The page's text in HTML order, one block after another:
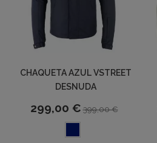
CHAQUETA AZUL VSTREET
DESNUDA
299,00 € 399,00 €